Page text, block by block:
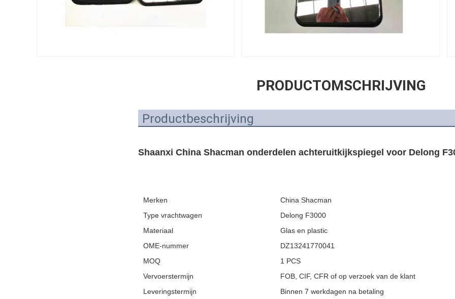
PRODUCTOMSCHRIJVING
Productbeschrijving
Shaanxi China Shacman onderdelen achteruitkijkspiegel voor Delong
Merken
China Shacman
Type vrachtwagen
Delong F3000
Materiaal
Glas en plastic
OME-nummer
DZ13241770041
MOQ
1 PCS
Vervoerstermijn
FOB, CIF, CFR of op verzoek van de klant
Leveringstermijn
Binnen 7 werkdagen na betaling